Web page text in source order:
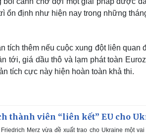
ổn định như hiện nay trong những
tích thêm nếu cuộc xung đột liên quan
tới, giá dầu thô và lạm phát toàn
tích cực này hiện hoàn toàn khả thi.
thành viên “liên kết” EU cho
Merz vừa đề xuất trao cho Ukraine một